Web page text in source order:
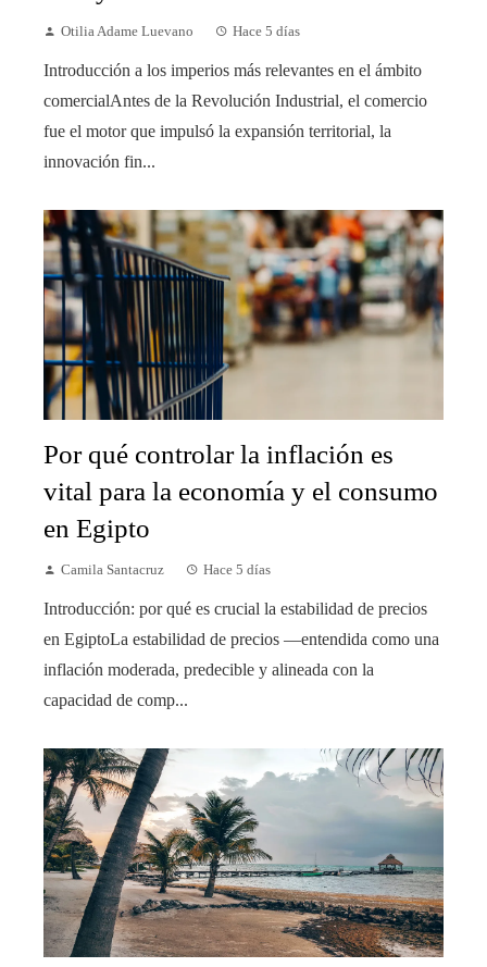
Otilia Adame Luevano Hace 5 días
Introducción a los imperios más relevantes en el ámbito
comercialAntes de la Revolución Industrial, el comercio
fue el motor que impulsó la expansión territorial, la
innovación fin...
Por qué controlar la inflación es
vital para la economía y el consumo
en Egipto
Camila Santacruz Hace 5 días
Introducción: por qué es crucial la estabilidad de precios
en EgiptoLa estabilidad de precios —entendida como una
inflación moderada, predecible y alineada con la
capacidad de comp...